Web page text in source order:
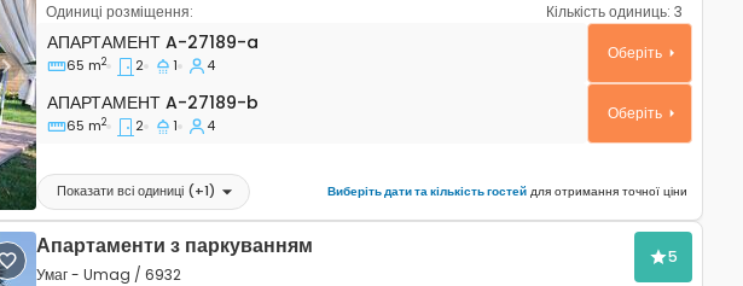
Next
Одиниці розміщення:
Кількість одиниць: 3
Двокімнатні апартаменти Умаг - Umag A-27189-a
АПАРТАМЕНТ A-27189-a
65 m2 2 1 4
Оберіть
Апартамент A-27189-b
АПАРТАМЕНТ A-27189-b
65 m2 2 1 4
Оберіть
Показати всі одиниці (+1) Виберіть дати та кількість гостей для отримання точної ціни
Апартаменти з паркуванням
Умаг - Umag / 6932
5